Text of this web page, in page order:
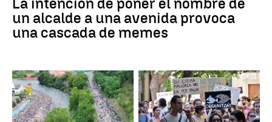
La intención de poner el nombre de
un alcalde a una avenida provoca
una cascada de memes